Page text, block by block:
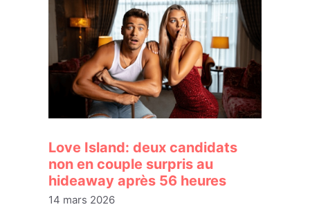
Love Island: deux candidats
non en couple surpris au
hideaway après 56 heures
14 mars 2026